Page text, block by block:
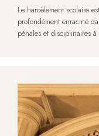
Le harcèlement scolaire
profondément enraciné
pénales et disciplinaires